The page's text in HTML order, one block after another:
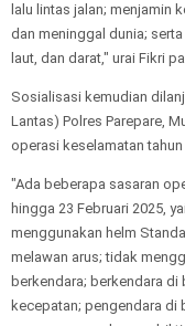
lalu lintas jalan; menjamin
dan meninggal dunia;
laut, dan darat," urai Fikri
Sosialisasi kemudian
Lantas) Polres Parepare,
operasi keselamatan tahun
"Ada beberapa sasaran
hingga 23 Februari 2025,
menggunakan helm
melawan arus; tidak
berkendara; berkendara
kecepatan; pengendara di